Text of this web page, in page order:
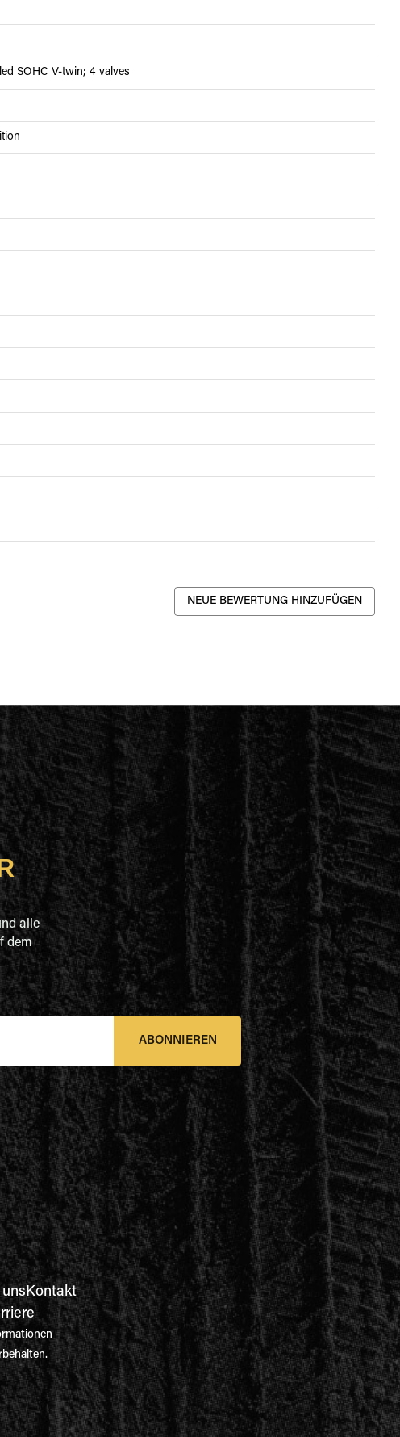
SOHC V-twin; 4 valves
NEUE BEWERTUNG HINZUFÜGEN
alle
dem
ABONNIEREN
Kontakt